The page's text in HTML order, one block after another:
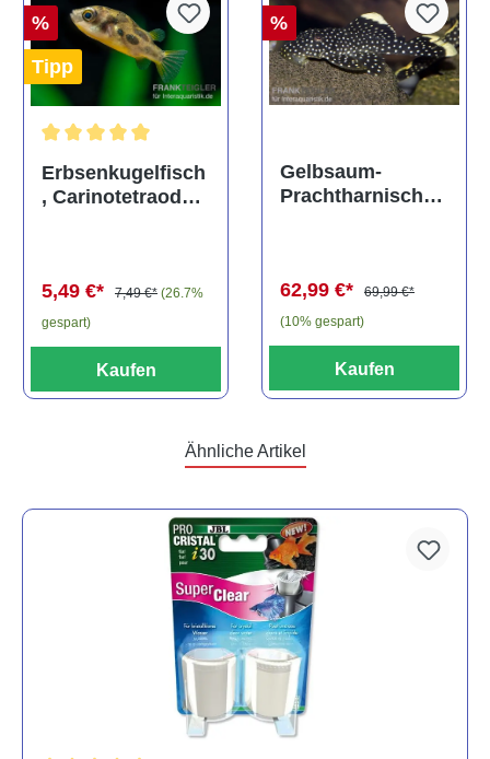
%
Tipp
Durchschnittliche Bewertung von 5 von 5 Sternen
Erbsenkugelfisch
, Carinotetraodon
5,49 €* 7,49 €* (26.7%
gespart)
Kaufen
%
Gelbsaum-
Prachtharnischw
62,99 €*
69,99 €*
(10% gespart)
Kaufen
Ähnliche Artikel